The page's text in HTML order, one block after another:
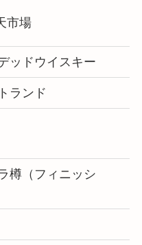
市場
ッドウイスキー
ランド
樽（フィニッシ